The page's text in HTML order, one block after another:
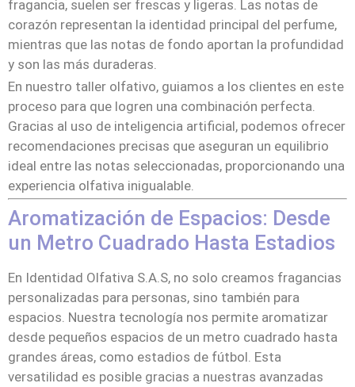
fragancia, suelen ser frescas y ligeras. Las notas de
corazón representan la identidad principal del perfume,
mientras que las notas de fondo aportan la profundidad
y son las más duraderas.
En nuestro taller olfativo, guiamos a los clientes en este
proceso para que logren una combinación perfecta.
Gracias al uso de inteligencia artificial, podemos ofrecer
recomendaciones precisas que aseguran un equilibrio
ideal entre las notas seleccionadas, proporcionando una
experiencia olfativa inigualable.
Aromatización de Espacios: Desde
un Metro Cuadrado Hasta Estadios
En Identidad Olfativa S.A.S, no solo creamos fragancias
personalizadas para personas, sino también para
espacios. Nuestra tecnología nos permite aromatizar
desde pequeños espacios de un metro cuadrado hasta
grandes áreas, como estadios de fútbol. Esta
versatilidad es posible gracias a nuestras avanzadas